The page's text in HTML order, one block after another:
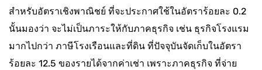
สำหรับอัตราเชิงพาณิชย์ ที่จะประกาศใช้ในอัตราร้อยละ 0.2
นั้นมองว่า จะไม่เป็นภาระให้กับภาคธุรกิจ เช่น ธุรกิจโรงแรม
มากไปกว่า ภาษีโรงเรือนและที่ดิน ที่ปัจจุบันจัดเก็บในอัตรา
ร้อยละ 12.5 ของรายได้จากค่าเช่า เพราะภาคธุรกิจ ที่จ่าย